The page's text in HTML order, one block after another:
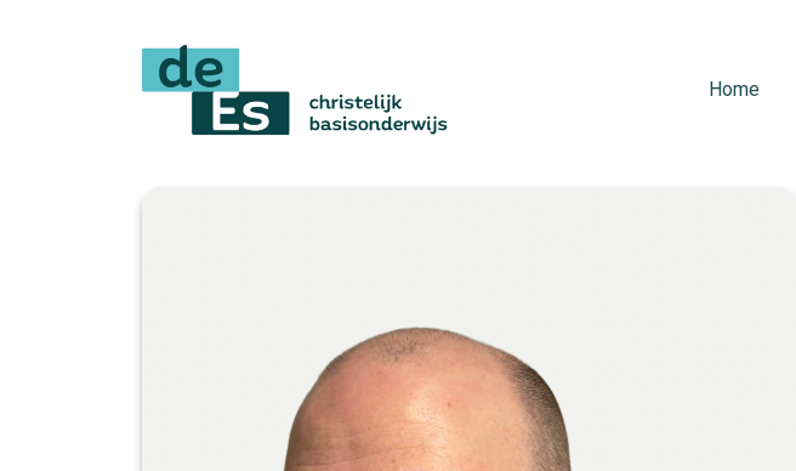
Home